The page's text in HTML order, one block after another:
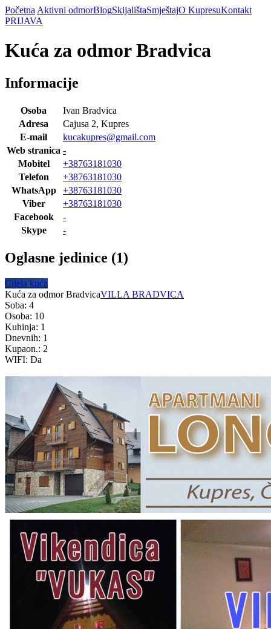
Početna Aktivni odmorBlogSkijalištaSmještajO KupresuKontakt
PRIJAVA
Kuća za odmor Bradvica
Informacije
Osoba
Ivan Bradvica
Adresa
Cajusa 2, Kupres
E-mail
kucakupres@gmail.com
Web stranica -
Mobitel
+38763181030
Telefon
+38763181030
WhatsApp
+38763181030
Viber
+38763181030
Facebook
-
Skype
-
Oglasne jedinice (1)
Cijela kuća
Kuća za odmor BradvicaVILLA BRADVICA
Soba: 4
Osoba: 10
Kuhinja: 1
Dnevnih: 1
Kupaon.: 2
WIFI: Da